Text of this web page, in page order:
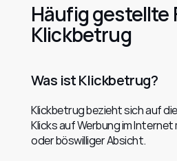
Häufig gestellte
Klickbetrug
Was ist Klickbetrug?
Klickbetrug bezieht sich auf
Klicks auf Werbung im
oder böswilliger Absicht.